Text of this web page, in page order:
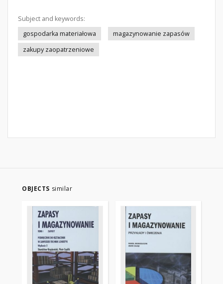
Subject and keywords:
gospodarka materiałowa
magazynowanie zapasów
zakupy zaopatrzeniowe
OBJECTS similar